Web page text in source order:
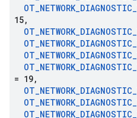
OT_NETWORK_DIAGNOSTIC_
15,
OT_NETWORK_DIAGNOSTIC_
OT_NETWORK_DIAGNOSTIC_
OT_NETWORK_DIAGNOSTIC_
OT_NETWORK_DIAGNOSTIC_
= 19,
OT_NETWORK_DIAGNOSTIC_
OT_NETWORK_DIAGNOSTIC_
OT_NETWORK_DIAGNOSTIC_